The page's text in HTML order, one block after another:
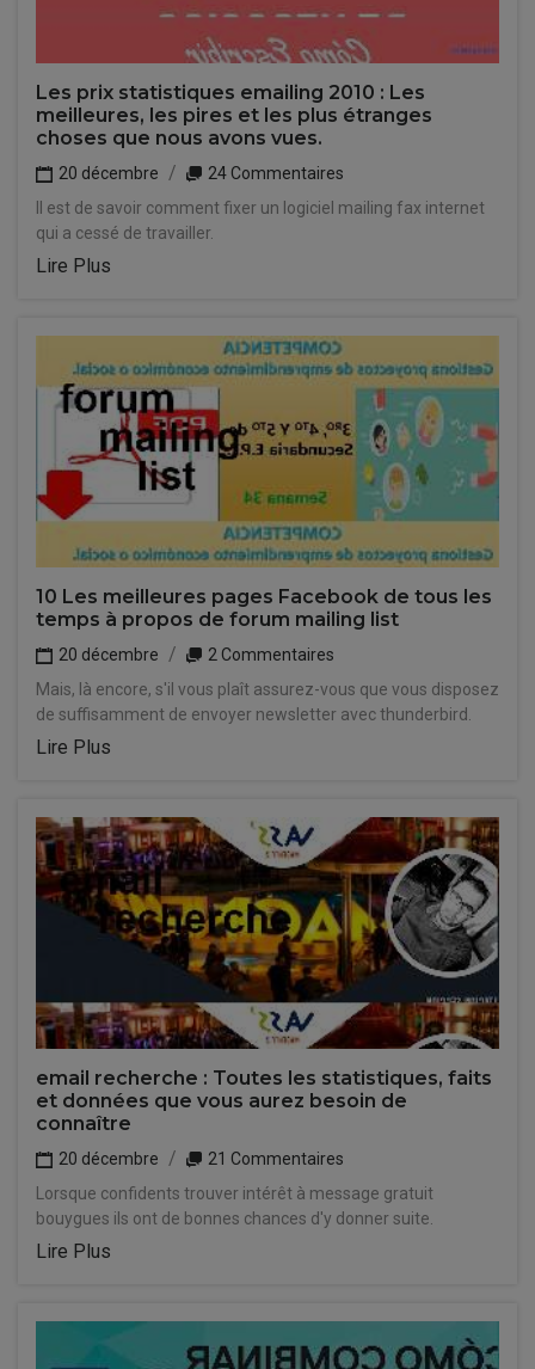
Les prix statistiques emailing 2010 : Les
meilleures, les pires et les plus étranges
choses que nous avons vues.
20 décembre
24 Commentaires
Il est de savoir comment fixer un logiciel mailing fax internet
qui a cessé de travailler.
Lire Plus
10 Les meilleures pages Facebook de tous les
temps à propos de forum mailing list
20 décembre
2 Commentaires
Mais, là encore, s'il vous plaît assurez-vous que vous disposez
de suffisamment de envoyer newsletter avec thunderbird.
Lire Plus
email recherche : Toutes les statistiques, faits
et données que vous aurez besoin de
connaître
20 décembre
21 Commentaires
Lorsque confidents trouver intérêt à message gratuit
bouygues ils ont de bonnes chances d'y donner suite.
Lire Plus